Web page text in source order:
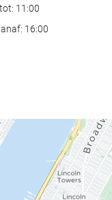
11:00
16:00
mobiliteit
mensen met een
doven en
rokers